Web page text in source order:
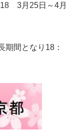
3月25日～4月
間となり18：